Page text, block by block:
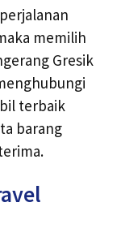
memilih
Gresik
terbaik
barang